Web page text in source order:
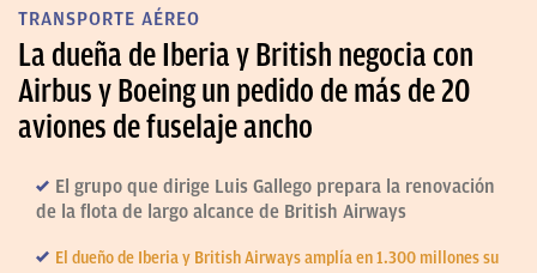
TRANSPORTE AÉREO
La dueña de Iberia y British negocia con
Airbus y Boeing un pedido de más de 20
aviones de fuselaje ancho
El grupo que dirige Luis Gallego prepara la renovación
de la flota de largo alcance de British Airways
El dueño de Iberia y British Airways amplía en 1.300 millones su